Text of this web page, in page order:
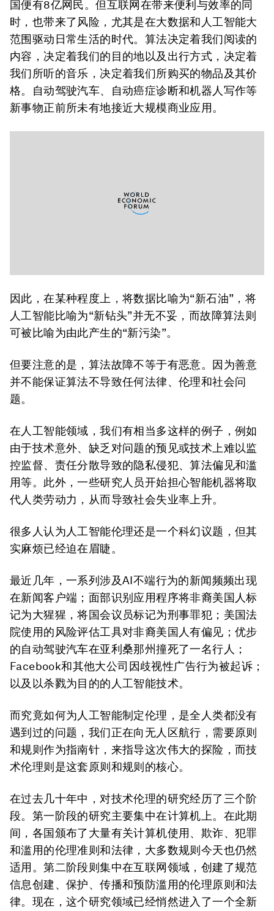
国便有8亿网民。但互联网在带来便利与效率的同
时，也带来了风险，尤其是在大数据和人工智能大
范围驱动日常生活的时代。算法决定着我们阅读的
内容，决定着我们的目的地以及出行方式，决定着
我们所听的音乐，决定着我们所购买的物品及其价
格。自动驾驶汽车、自动癌症诊断和机器人写作等
新事物正前所未有地接近大规模商业应用。
因此，在某种程度上，将数据比喻为“新石油”，将
人工智能比喻为“新钻头”并无不妥，而故障算法则
可被比喻为由此产生的“新污染”。
但要注意的是，算法故障不等于有恶意。因为善意
并不能保证算法不导致任何法律、伦理和社会问
题。
在人工智能领域，我们有相当多这样的例子，例如
由于技术意外、缺乏对问题的预见或技术上难以监
控监督、责任分散导致的隐私侵犯、算法偏见和滥
用等。此外，一些研究人员开始担心智能机器将取
代人类劳动力，从而导致社会失业率上升。
很多人认为人工智能伦理还是一个科幻议题，但其
实麻烦已经迫在眉睫。
最近几年，一系列涉及AI不端行为的新闻频频出现
在新闻客户端；面部识别应用程序将非裔美国人标
记为大猩猩，将国会议员标记为刑事罪犯；美国法
院使用的风险评估工具对非裔美国人有偏见；优步
的自动驾驶汽车在亚利桑那州撞死了一名行人；
Facebook和其他大公司因歧视性广告行为被起诉；
以及以杀戮为目的的人工智能技术。
而究竟如何为人工智能制定伦理，是全人类都没有
遇到过的问题，我们正在向无人区航行，需要原则
和规则作为指南针，来指导这次伟大的探险，而技
术伦理则是这套原则和规则的核心。
在过去几十年中，对技术伦理的研究经历了三个阶
段。第一阶段的研究主要集中在计算机上。在此期
间，各国颁布了大量有关计算机使用、欺诈、犯罪
和滥用的伦理准则和法律，大多数规则今天也仍然
适用。第二阶段则集中在互联网领域，创建了规范
信息创建、保护、传播和预防滥用的伦理原则和法
律。现在，这个研究领域已经悄然进入了一个全新